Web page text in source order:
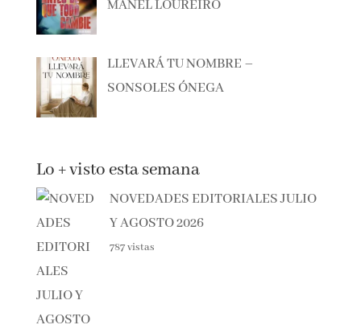
MANEL LOUREIRO
LLEVARÁ TU NOMBRE –
SONSOLES ÓNEGA
Lo + visto esta semana
NOVEDADES EDITORIALES JULIO
Y AGOSTO 2026
787 vistas